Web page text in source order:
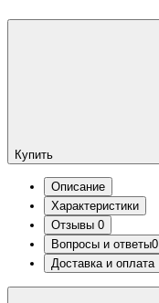
Купить
Описание
Характеристики
Отзывы 0
Вопросы и ответы0
Доставка и оплата